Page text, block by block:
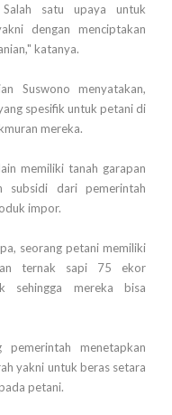
Salah satu upaya untuk
dengan menciptakan
katanya.
Suswono menyatakan,
spesifik untuk petani di
mereka.
memiliki tanah garapan
subsidi dari pemerintah
impor.
seorang petani memiliki
ternak sapi 75 ekor
sehingga mereka bisa
menetapkan
yakni untuk beras setara
petani.